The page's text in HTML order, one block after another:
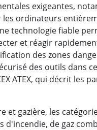
exigeantes,
ordinateurs
technologie fiable
et réagir
des zones
des outils dans
ATEX, qui décrit
et gazière, les
d'incendie, de gaz